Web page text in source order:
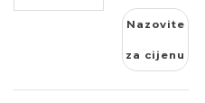
Nazovite
za cijenu